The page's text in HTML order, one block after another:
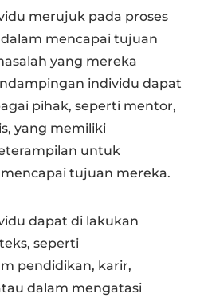
merujuk pada proses
mencapai tujuan
yang mereka
individu dapat
pihak, seperti mentor,
yang memiliki
untuk
tujuan mereka.
dapat di lakukan
seperti
pendidikan, karir,
dalam mengatasi